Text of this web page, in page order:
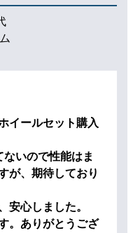
イールセット購入
いので性能はま
が、期待しており
安心しました。
。ありがとうござ